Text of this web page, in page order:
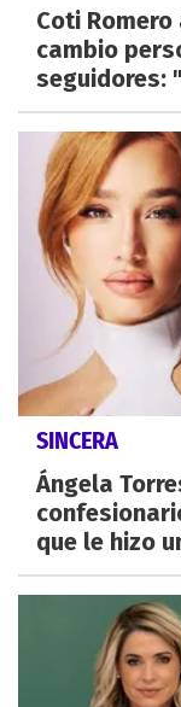
Coti
cambio
seguidores:
SINCERA
Ángela
que le hizo